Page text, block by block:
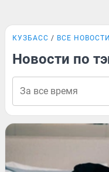
КУЗБАСС ВСЕ НОВОСТИ
Новости по